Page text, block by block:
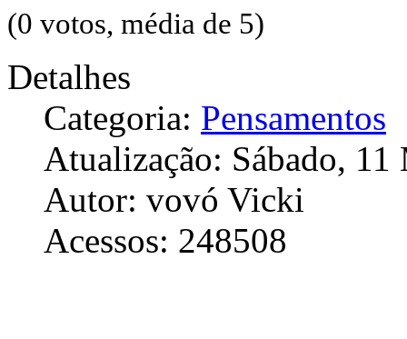
(0 votos, média de 5)
Detalhes
Categoria: Pensamentos
Atualização: Sábado,
Autor: vovó Vicki
Acessos: 248508